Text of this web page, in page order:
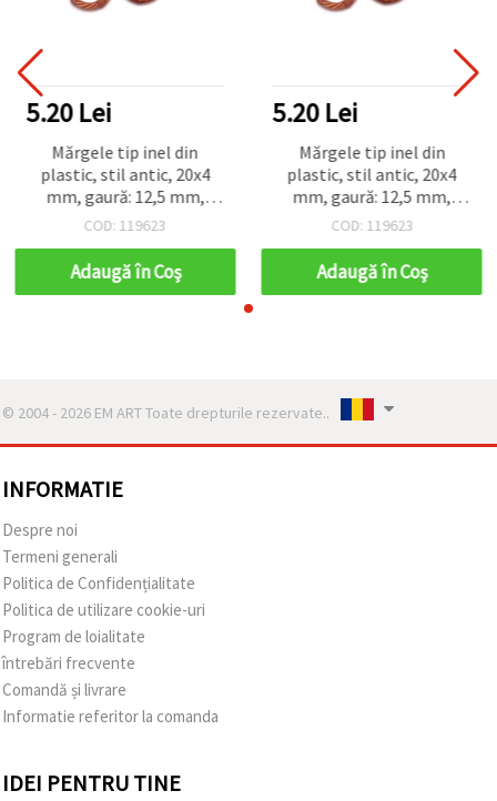
5.20 Lei
Mărgele tip inel din
plastic, stil antic, 20x4
mm, gaură: 12,5 mm,
maro – 50 g (~60 buc.)
COD: 119623
Adaugă în Coş
5.20 Lei
Mărgele tip inel din
plastic, stil antic, 20x4
mm, gaură: 12,5 mm,
maro – 50 g (~60 buc.)
COD: 119623
Adaugă în Coş
© 2004 - 2026 EM ART Toate drepturile rezervate..
INFORMATIE
Despre noi
Termeni generali
Politica de Confidențialitate
Politica de utilizare cookie-uri
Program de loialitate
întrebări frecvente
Comandă și livrare
Informatie referitor la comanda
IDEI PENTRU TINE